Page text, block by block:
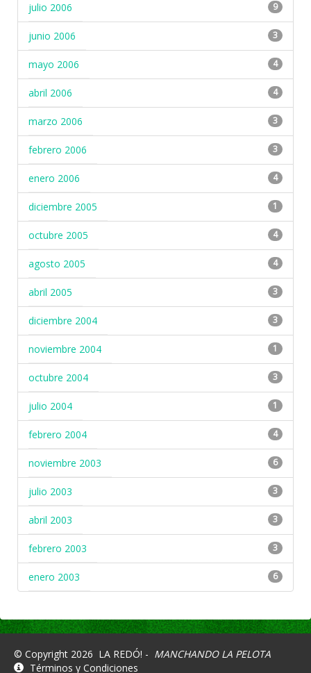
julio 2006 9
junio 2006 3
mayo 2006 4
abril 2006 4
marzo 2006 3
febrero 2006 3
enero 2006 4
diciembre 2005 1
octubre 2005 4
agosto 2005 4
abril 2005 3
diciembre 2004 3
noviembre 2004 1
octubre 2004 3
julio 2004 1
febrero 2004 4
noviembre 2003 6
julio 2003 3
abril 2003 3
febrero 2003 3
enero 2003 6
© Copyright 2026 LA REDÓ! - MANCHANDO LA PELOTA
Términos y Condiciones